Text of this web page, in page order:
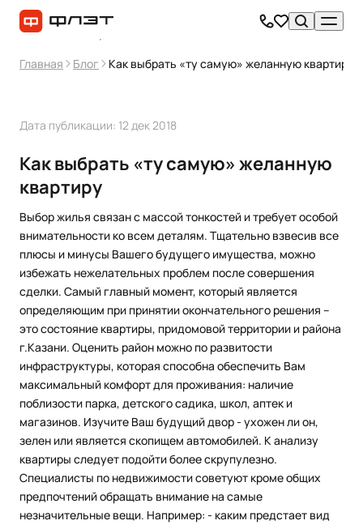
Главная Блог Как выбрать «ту самую» желанную квартиру
Дата публикации: 12 дек 2018
Как выбрать «ту самую» желанную
квартиру
Выбор жилья связан с массой тонкостей и требует особой
внимательности ко всем деталям. Тщательно взвесив все
плюсы и минусы Вашего будущего имущества, можно
избежать нежелательных проблем после совершения
сделки. Самый главный момент, который является
определяющим при принятии окончательного решения –
это состояние квартиры, придомовой территории и района
г.Казани. Оценить район можно по развитости
инфраструктуры, которая способна обеспечить Вам
максимальный комфорт для проживания: наличие
поблизости парка, детского садика, школ, аптек и
магазинов. Изучите Ваш будущий двор - ухожен ли он,
зелен или является скопищем автомобилей. К анализу
квартиры следует подойти более скрупулезно.
Специалисты по недвижимости советуют кроме общих
предпочтений обращать внимание на самые
незначительные вещи. Например: - каким предстает вид